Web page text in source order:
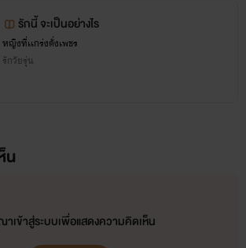
รักนี้ จะเป็นอย่างไร
หญิงที่เเกร่งดั่งเพชร
รักวัยรุ่น
น
เข้าสู่ระบบเพื่อแสดงความคิดเห็น